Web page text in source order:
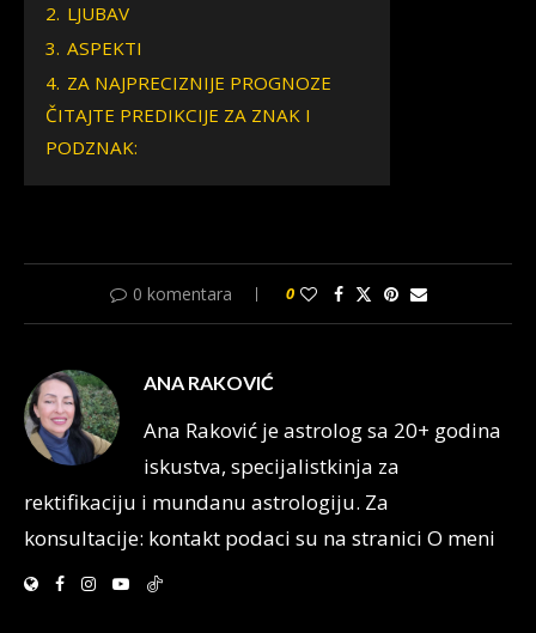
2. LJUBAV
3. ASPEKTI
4. ZA NAJPRECIZNIJE PROGNOZE
ČITAJTE PREDIKCIJE ZA ZNAK I
PODZNAK:
0 komentara 0
ANA RAKOVIĆ
Ana Raković je astrolog sa 20+ godina
iskustva, specijalistkinja za
rektifikaciju i mundanu astrologiju. Za
konsultacije: kontakt podaci su na stranici O meni